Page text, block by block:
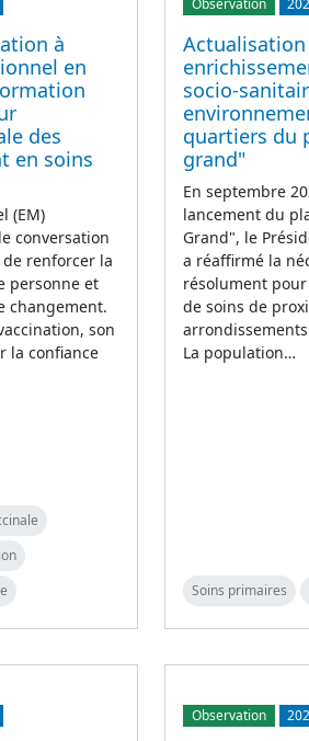
à
en
des
en soins
(EM)
conversation
renforcer la
personne et
changement.
son
la confiance
socio-
quartiers du
grand"
En septembre
lancement du
Grand", le
a réaffirmé la
résolument
de soins de
La population…
Soins primaires
Observation